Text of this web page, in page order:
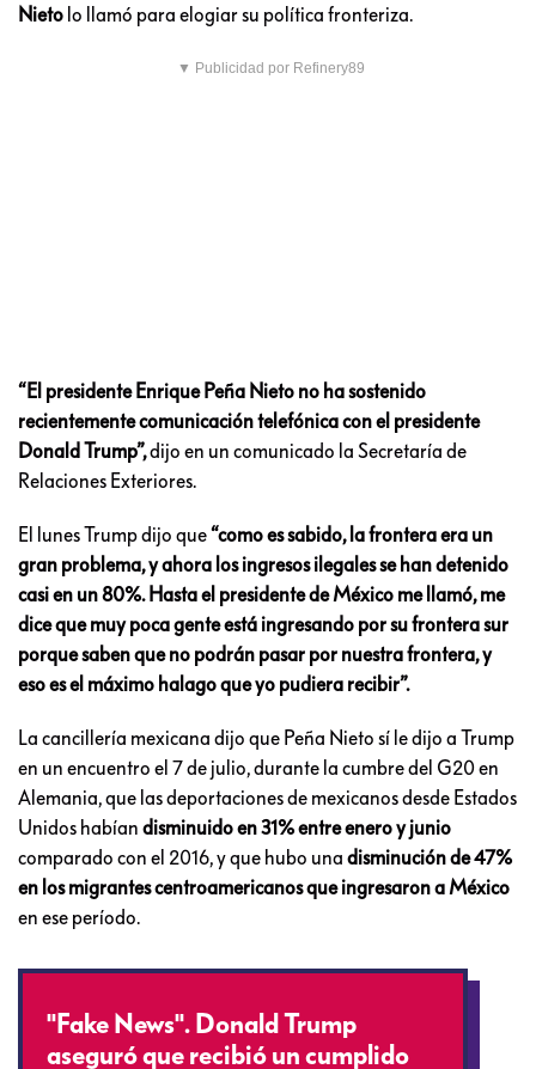
Nieto lo llamó para elogiar su política fronteriza.
▼ Publicidad por Refinery89
“El presidente Enrique Peña Nieto no ha sostenido
recientemente comunicación telefónica con el presidente
Donald Trump”,dijo en un comunicado la Secretaría de
Relaciones Exteriores.
El lunes Trump dijo que“como es sabido, la frontera era un
gran problema, y ahora los ingresos ilegales se han detenido
casi en un 80%. Hasta el presidente de México me llamó, me
dice que muy poca gente está ingresando por su frontera sur
porque saben que no podrán pasar por nuestra frontera, y
eso es el máximo halago que yo pudiera recibir”.
La cancillería mexicana dijo que Peña Nieto sí le dijo a Trump
en un encuentro el 7 de julio, durante la cumbre del G20 en
Alemania, que las deportaciones de mexicanos desde Estados
Unidos habían disminuido en 31% entre enero y junio
comparado con el 2016, y que hubo una disminución de 47%
en los migrantes centroamericanos que ingresaron a México
en ese período.
"Fake News". Donald Trump
aseguró que recibió un cumplido